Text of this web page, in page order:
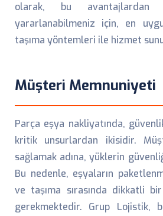
olarak, bu
yararlanabilmeniz için, en
taşıma yöntemleri ile hizmet
Müşteri Memnuniyeti
Parça eşya nakliyatında,
kritik unsurlardan ikisidir.
sağlamak adına, yüklerin
Bu nedenle, eşyaların
ve taşıma sırasında dikkatli
gerekmektedir. Grup Lojistik,